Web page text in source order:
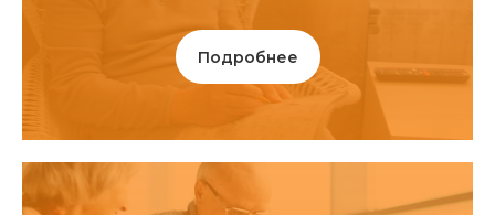
Подробнее